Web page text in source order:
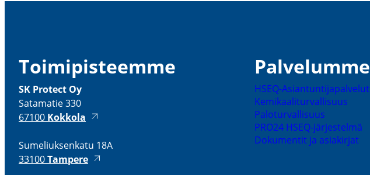
Toimi­pis­teemme
SK Protect Oy
Satamatie 330
67100 Kokkola
Sumeliuk­senkatu 18A
33100Tampere
Palve­lumme
HSEQ-​Asiantuntijapalvelut
Kemikaa­li­tur­val­lisuus
Palotur­val­lisuus
PRO24 HSEQ-​järjestelmä
Dokumentit ja asiakirjat